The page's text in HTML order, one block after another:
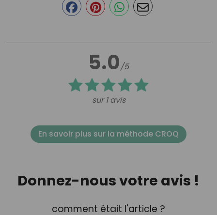
5.0/5
sur 1 avis
En savoir plus sur la méthode CROQ
Donnez-nous votre avis !
comment était l'article ?